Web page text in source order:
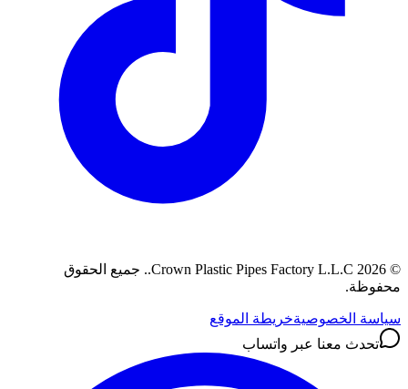
©
2026
Crown Plastic Pipes Factory L.L.C.
. جميع الحقوق
محفوظة.
سياسة الخصوصيةخريطة الموقع
تحدث معنا عبر واتساب